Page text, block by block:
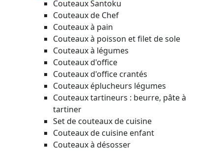
Couteaux Santoku
Couteaux de Chef
Couteaux à pain
Couteaux à poisson et filet de sole
Couteaux à légumes
Couteaux d'office
Couteaux d'office crantés
Couteaux éplucheurs légumes
Couteaux tartineurs : beurre, pâte à
tartiner
Set de couteaux de cuisine
Couteaux de cuisine enfant
Couteaux à désosser